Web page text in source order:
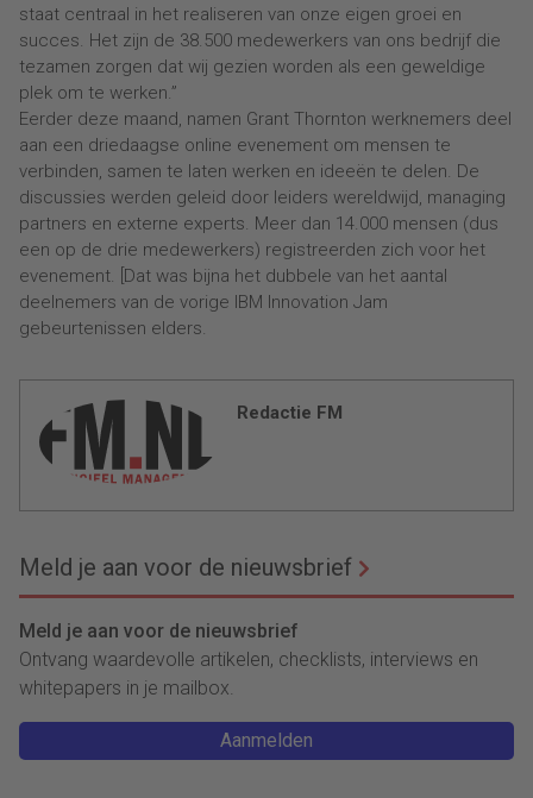
staat centraal in het realiseren van onze eigen groei en
succes. Het zijn de 38.500 medewerkers van ons bedrijf die
tezamen zorgen dat wij gezien worden als een geweldige
plek om te werken.”
Eerder deze maand, namen Grant Thornton werknemers deel
aan een driedaagse online evenement om mensen te
verbinden, samen te laten werken en ideeën te delen. De
discussies werden geleid door leiders wereldwijd, managing
partners en externe experts. Meer dan 14.000 mensen (dus
een op de drie medewerkers) registreerden zich voor het
evenement. [Dat was bijna het dubbele van het aantal
deelnemers van de vorige IBM Innovation Jam
gebeurtenissen elders.
Redactie FM
Meld je aan voor de nieuwsbrief
Meld je aan voor de nieuwsbrief
Ontvang waardevolle artikelen, checklists, interviews en
whitepapers in je mailbox.
Aanmelden